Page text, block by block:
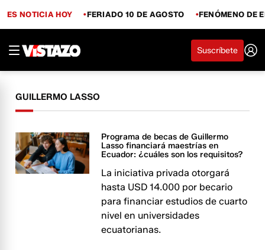
ES NOTICIA HOY FERIADO 10 DE AGOSTO FENÓMENO DE
Suscríbete
GUILLERMO LASSO
Programa de becas de Guillermo
Lasso financiará maestrías en
Ecuador: ¿cuáles son los requisitos?
La iniciativa privada otorgará
hasta USD 14.000 por becario
para financiar estudios de cuarto
nivel en universidades
ecuatorianas.